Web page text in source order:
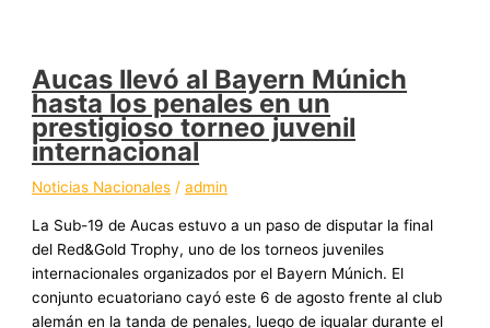
Aucas llevó al Bayern Múnich
hasta los penales en un
prestigioso torneo juvenil
internacional
Noticias Nacionales /admin
La Sub-19 de Aucas estuvo a un paso de disputar la final
del Red&Gold Trophy, uno de los torneos juveniles
internacionales organizados por el Bayern Múnich. El
conjunto ecuatoriano cayó este 6 de agosto frente al club
alemán en la tanda de penales, luego de igualar durante el